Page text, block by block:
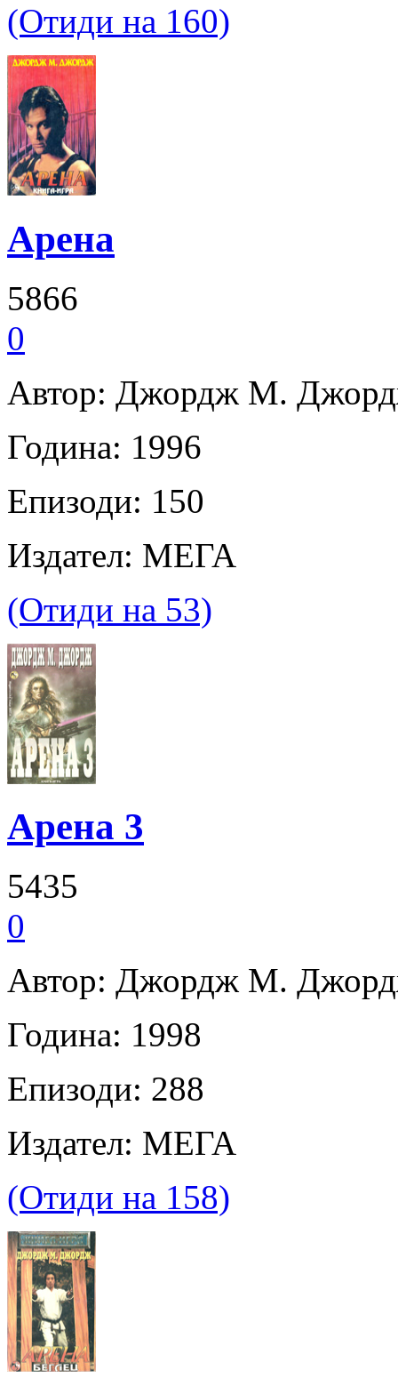
(Отиди на 160)
Арена
5866
0
Автор: Джордж М.
Година: 1996
Епизоди: 150
Издател: МЕГА
(Отиди на 53)
Арена 3
5435
0
Автор: Джордж М.
Година: 1998
Епизоди: 288
Издател: МЕГА
(Отиди на 158)